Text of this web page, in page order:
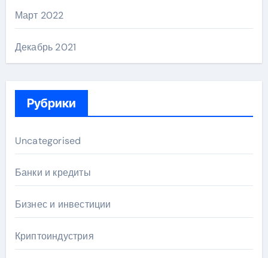
Март 2022
Декабрь 2021
Рубрики
Uncategorised
Банки и кредиты
Бизнес и инвестиции
Криптоиндустрия